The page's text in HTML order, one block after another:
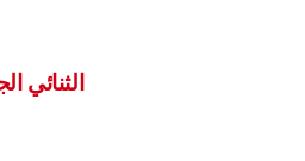
الثنائي